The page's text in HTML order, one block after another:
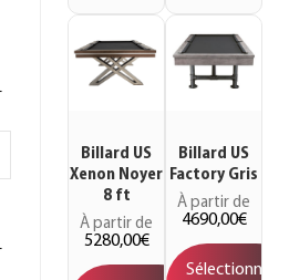
Billard US
Xenon Noyer
8 ft
À partir de
5280,00€
Billard US
Factory Gris
À partir de
4690,00€
Sélectionner